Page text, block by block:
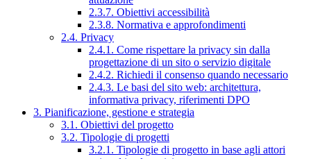
2.3.7. Obiettivi accessibilità
2.3.8. Normativa e approfondimenti
2.4. Privacy
2.4.1. Come rispettare la privacy sin dalla
progettazione di un sito o servizio digitale
2.4.2. Richiedi il consenso quando necessario
2.4.3. Le basi del sito web: architettura,
informativa privacy, riferimenti DPO
3. Pianificazione, gestione e strategia
3.1. Obiettivi del progetto
3.2. Tipologie di progetti
3.2.1. Tipologie di progetto in base agli attori